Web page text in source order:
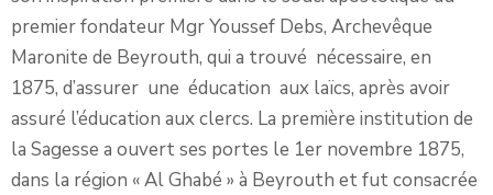
premier fondateur Mgr Youssef Debs, Archevêque
Maronite de Beyrouth, qui a trouvé nécessaire, en
1875, d’assurer une éducation aux laïcs, après avoir
assuré l’éducation aux clercs. La première institution de
la Sagesse a ouvert ses portes le 1er novembre 1875,
dans la région « Al Ghabé » à Beyrouth et fut consacrée